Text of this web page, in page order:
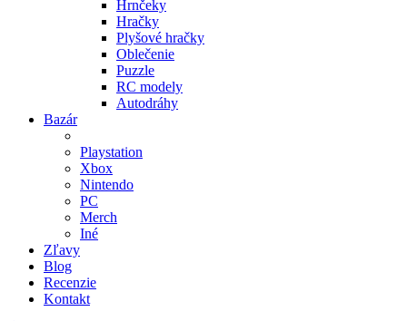
Hrnčeky
Hračky
Plyšové hračky
Oblečenie
Puzzle
RC modely
Autodráhy
Bazár
Playstation
Xbox
Nintendo
PC
Merch
Iné
Zľavy
Blog
Recenzie
Kontakt